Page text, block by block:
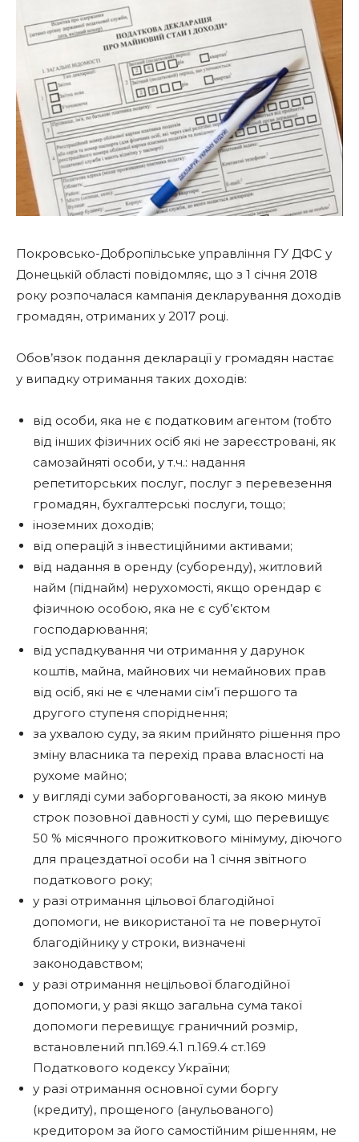
Покровсько-Добропільське управління ГУ ДФС у
Донецькій області повідомляє, що з 1 січня 2018
року розпочалася кампанія декларування доходів
громадян, отриманих у 2017 році.
Обов’язок подання декларації у громадян настає
у випадку отримання таких доходів:
від особи, яка не є податковим агентом (тобто
від інших фізичних осіб які не зареєстровані, як
самозайняті особи, у т.ч.: надання
репетиторських послуг, послуг з перевезення
громадян, бухгалтерські послуги, тощо;
іноземних доходів;
від операцій з інвестиційними активами;
від надання в оренду (суборенду), житловий
найм (піднайм) нерухомості, якщо орендар є
фізичною особою, яка не є суб’єктом
господарювання;
від успадкування чи отримання у дарунок
коштів, майна, майнових чи немайнових прав
від осіб, які не є членами сім’ї першого та
другого ступеня споріднення;
за ухвалою суду, за яким прийнято рішення про
зміну власника та перехід права власності на
рухоме майно;
у вигляді суми заборгованості, за якою минув
строк позовної давності у сумі, що перевищує
50 % місячного прожиткового мінімуму, діючого
для працездатної особи на 1 січня звітного
податкового року;
у разі отримання цільової благодійної
допомоги, не використаної та не повернутої
благодійнику у строки, визначені
законодавством;
у разі отримання нецільової благодійної
допомоги, у разі якщо загальна сума такої
допомоги перевищує граничний розмір,
встановлений пп.169.4.1 п.169.4 ст.169
Податкового кодексу України;
у разі отримання основної суми боргу
(кредиту), прощеного (анульованого)
кредитором за його самостійним рішенням, не